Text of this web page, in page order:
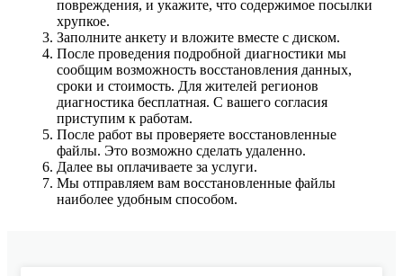
повреждения, и укажите, что содержимое посылки
хрупкое.
Заполните анкету и вложите вместе с диском.
После проведения подробной диагностики мы
сообщим возможность восстановления данных,
сроки и стоимость. Для жителей регионов
диагностика бесплатная. С вашего согласия
приступим к работам.
После работ вы проверяете восстановленные
файлы. Это возможно сделать удаленно.
Далее вы оплачиваете за услуги.
Мы отправляем вам восстановленные файлы
наиболее удобным способом.